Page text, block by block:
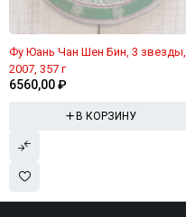
Фу Юань Чан Шен Бин, 3 звезды,
2007, 357 г
6560,00₽
В КОРЗИНУ